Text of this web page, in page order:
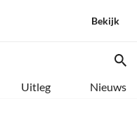
Bekijk
Uitleg Nieuws